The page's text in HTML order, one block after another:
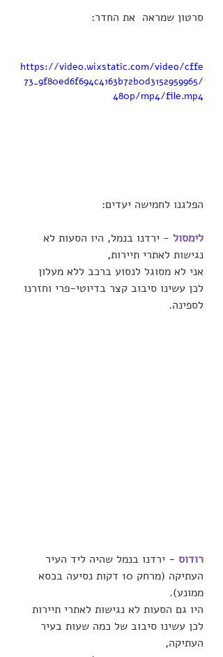
סרטון שמראה  את החדר:
https://video.wixstatic.com/video/cffe
73_9f80ed6f694c4163b72b0d3152959965/
480p/mp4/file.mp4
הפלגנו לחמישה יעדים:
לימסול - ירדנו בנמל, היו הסעות לא
נגישות לאתרי תיירות,
אני לא מסוגל לנסוע ברכב ללא מעלון
לכן עשינו סיבוב קצר בדיוטי-פרי וחזרנו
לספינה.
רודוס - ירדנו בנמל שהיה ליד העיר
העתיקה (מרחק 10 דקות נסיעה בכסא
ממונע).
היו גם הסעות לא נגישות לאתרי תיירות
לכן עשינו סיבוב של כמה שעות בעיר
העתיקה,